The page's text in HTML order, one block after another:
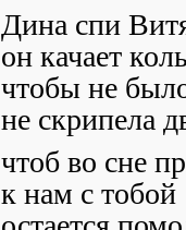
Дина спи
он качает
чтобы не
не скрипела
чтоб во сне
к нам с тобой